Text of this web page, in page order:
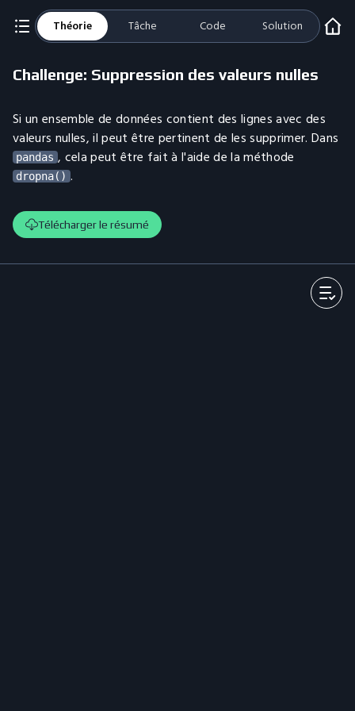
Théorie Tâche Code Solution
Challenge: Suppression des valeurs nulles
Si un ensemble de données contient des lignes avec des
valeurs nulles, il peut être pertinent de les supprimer. Dans
pandas , cela peut être fait à l'aide de la méthode
dropna() .
Télécharger le résumé